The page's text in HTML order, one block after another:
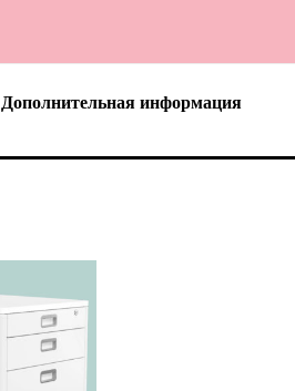
Дополнительная информация